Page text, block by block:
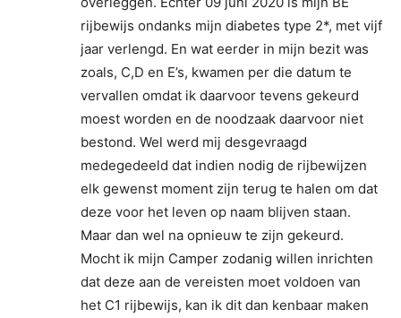
rijbewijs ondanks mijn diabetes type 2*, met vijf
jaar verlengd. En wat eerder in mijn bezit was
zoals, C,D en E’s, kwamen per die datum te
vervallen omdat ik daarvoor tevens gekeurd
moest worden en de noodzaak daarvoor niet
bestond. Wel werd mij desgevraagd
medegedeeld dat indien nodig de rijbewijzen
elk gewenst moment zijn terug te halen om dat
deze voor het leven op naam blijven staan.
Maar dan wel na opnieuw te zijn gekeurd.
Mocht ik mijn Camper zodanig willen inrichten
dat deze aan de vereisten moet voldoen van
het C1 rijbewijs, kan ik dit dan kenbaar maken